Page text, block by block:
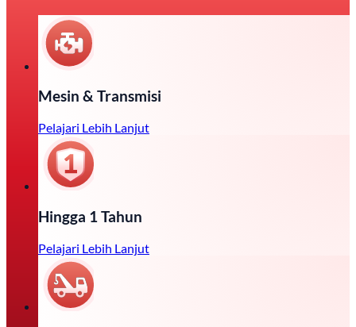
Mesin & Transmisi
Pelajari Lebih Lanjut
Hingga 1 Tahun
Pelajari Lebih Lanjut